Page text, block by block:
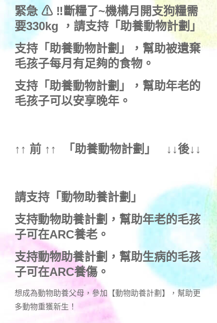
緊急 ⚠ ‼斷糧了~機構月開支狗糧需
要330kg ， 請支持「助養動物計劃」
支持 「助養動物計劃」
，幫助被遺棄
毛孩子每月有足夠的食物。
支持 「助養動物計劃」
，幫助年老的
毛孩子可以安享晚年。
↑↑ 前 ↑↑ 「助養動物計劃 」 ↓↓後↓↓
請支持「動物助養計劃」
支持動物助養計劃，幫助年老的毛孩
子可在ARC養老。
支持動物助養計劃，幫助生病的毛孩
子可在ARC養傷。
想成為動物助養父母，參加【動物助養計劃】，幫助更
多動物重獲新生！